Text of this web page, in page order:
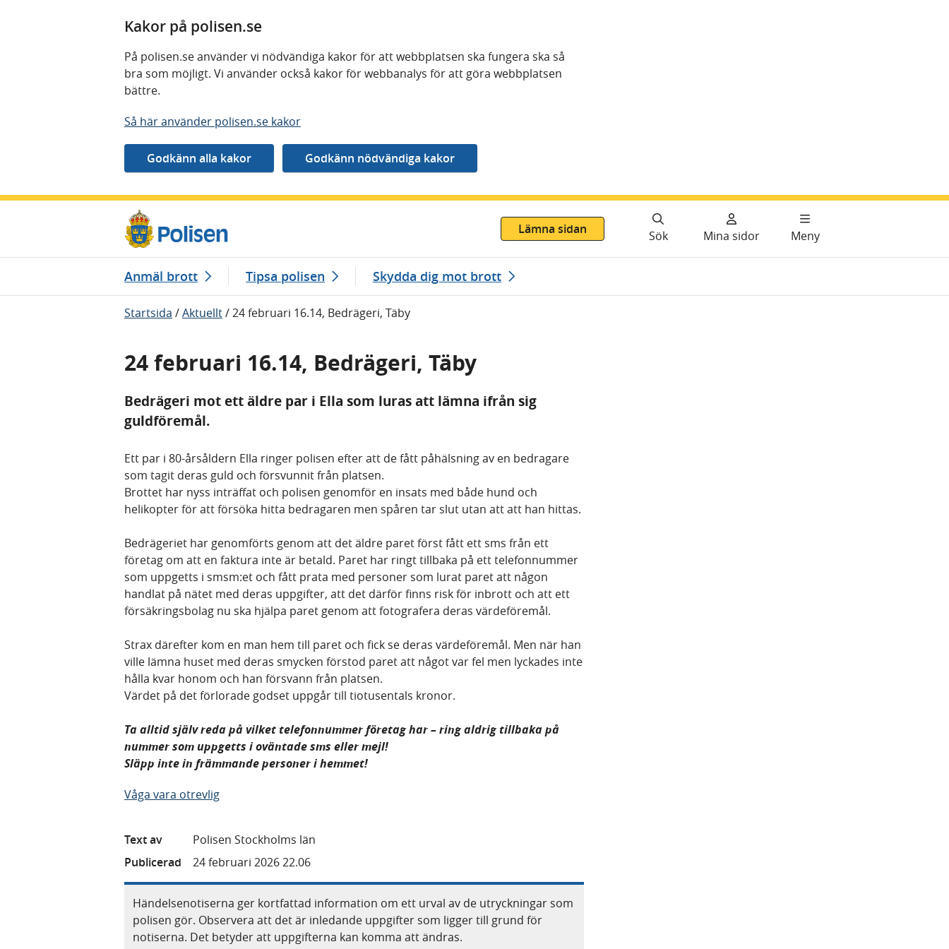
Kakor på polisen.se
På polisen.se använder vi nödvändiga kakor för att webbplatsen ska fungera ska så
bra som möjligt. Vi använder också kakor för webbanalys för att göra webbplatsen
bättre.
Så här använder polisen.se kakor
Lämna sidan
Sök Mina sidor Meny
Anmäl brott Tipsa polisen Skydda dig mot brott
Startsida /Aktuellt/24 februari 16.14, Bedrägeri, Täby
24 februari 16.14, Bedrägeri, Täby
Bedrägeri mot ett äldre par i Ella som luras att lämna ifrån sig
guldföremål.
Ett par i 80-årsåldern Ella ringer polisen efter att de fått påhälsning av en bedragare
som tagit deras guld och försvunnit från platsen.
Brottet har nyss inträffat och polisen genomför en insats med både hund och
helikopter för att försöka hitta bedragaren men spåren tar slut utan att att han hittas.
Bedrägeriet har genomförts genom att det äldre paret först fått ett sms från ett
företag om att en faktura inte är betald. Paret har ringt tillbaka på ett telefonnummer
som uppgetts i smsm:et och fått prata med personer som lurat paret att någon
handlat på nätet med deras uppgifter, att det därför finns risk för inbrott och att ett
försäkringsbolag nu ska hjälpa paret genom att fotografera deras värdeföremål.
Strax därefter kom en man hem till paret och fick se deras värdeföremål. Men när han
ville lämna huset med deras smycken förstod paret att något var fel men lyckades inte
hålla kvar honom och han försvann från platsen.
Värdet på det förlorade godset uppgår till tiotusentals kronor.
Ta alltid själv reda på vilket telefonnummer företag har – ring aldrig tillbaka på
nummer som uppgetts i oväntade sms eller mejl!
Släpp inte in främmande personer i hemmet!
Våga vara otrevlig
Text av
Polisen Stockholms län
Publicerad
24 februari 2026 22.06
Händelsenotiserna ger kortfattad information om ett urval av de utryckningar som
polisen gör. Observera att det är inledande uppgifter som ligger till grund för
notiserna. Det betyder att uppgifterna kan komma att ändras.